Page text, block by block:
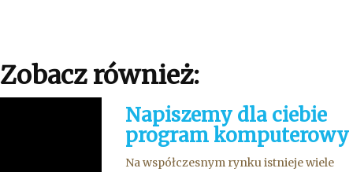
Zobacz również:
Napiszemy dla ciebie
program komputerowy
Na współczesnym rynku istnieje wiele